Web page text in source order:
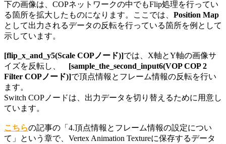
下の画像は、COPネットワークの中でもFlip処理を行ってい
る箇所を拡大したものになります。ここでは、 Position Map
として出力されるデータの反転を行っている箇所を例として
示しています。
[flip_x_and_y5(Scale COPノード)]では、X軸とY軸の画像サ
イズを反転し、 [sample_the_second_input6(VOP COP 2
Filter COPノード)]で頂点情報とフレーム情報の反転を行い
ます。
Switch COPノードは、出力データを切り替えるために用意し
ています。
こちらの記事の「4.頂点情報とフレーム情報の設定につい
て」という章で、Vertex Animation Textureに保存するデータ